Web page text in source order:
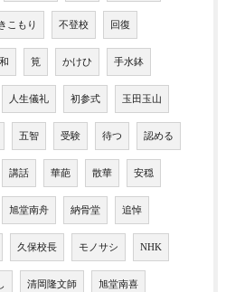
こもり 不登校 回復
和 筧 かけひ 手水鉢
人生儀礼 初参式 玉田玉山
五智 受験 待つ 認める
講話 華葩 散華 安穏
旭堂南舟 納骨堂 追悼
久保校長 モノサシ NHK
清岡隆文師 旭堂南喜